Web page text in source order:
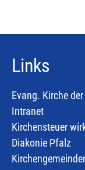
Links
Evang. Kirche
Intranet
Kirchensteuer
Diakonie Pfalz